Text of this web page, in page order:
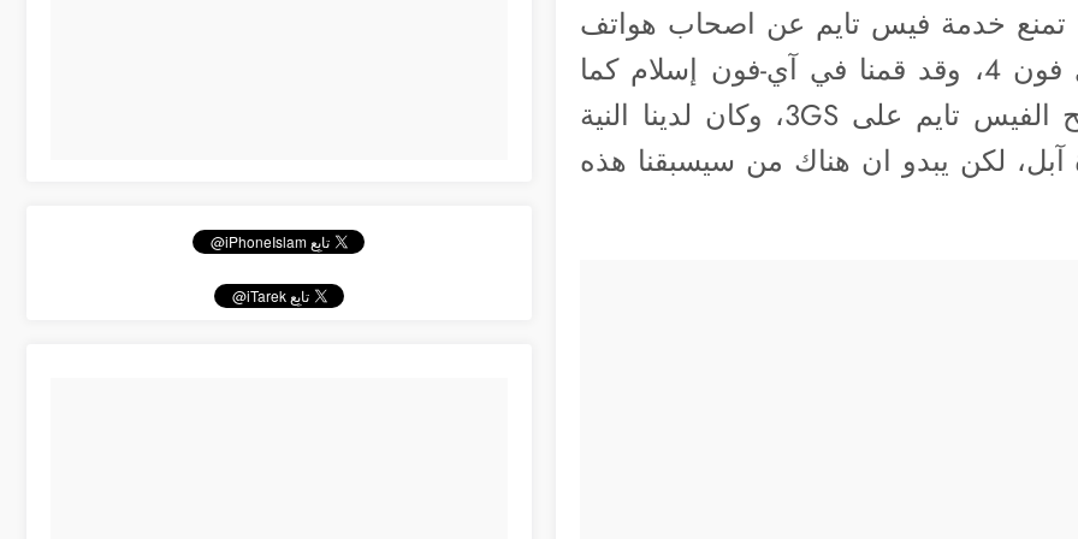
تمنع خدمة فيس تايم عن اصحاب هواتف
3GS بينما اتاحة نفس الخدمة على الأي فون 4، وقد قمنا في آي-فون إسلام كما
تتيح الفيس تايم على 3GS، وكان لدينا النية
لكن يبدو ان هناك من سيسبقنا هذه